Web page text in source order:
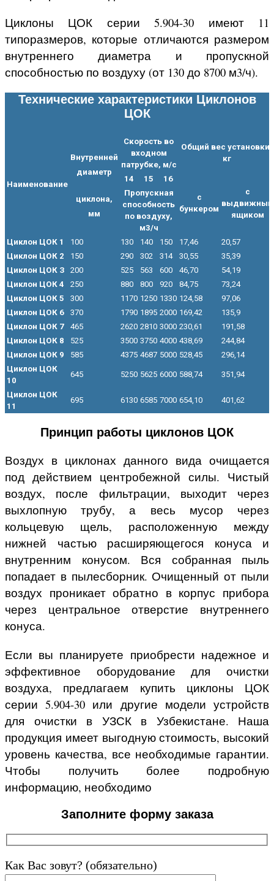
Циклоны ЦОК серии 5.904-30 имеют 11
типоразмеров, которые отличаются размером
внутреннего диаметра и пропускной
способностью по воздуху (от 130 до 8700 м3/ч).
Технические характеристики Циклонов
ЦОК
Наименование
Внутренней
диаметр
циклона,
мм
Скорость во
входном
патрубке, м/с
Общий вес установки,
кг
14 15
16
с
бункером
с
выдвижным
ящиком
Пропускная
способность
по воздуху,
м3/ч
Циклон ЦОК 1
100 130 140 150 17,46
20,57
Циклон ЦОК 2
150 290 302 314 30,55
35,39
Циклон ЦОК З
200 525 563 600 46,70
54,19
Циклон ЦОК 4
250 880 800 920 84,75
73,24
Циклон ЦОК 5
300 1170 1250 1330 124,58
97,06
Циклон ЦОК 6
370 1790 1895 2000 169,42
135,9
Циклон ЦОК 7
465 2620 2810 3000 230,61
191,58
Циклон ЦОК 8
525 3500 3750 4000 438,69
244,84
Циклон ЦОК 9
585 4375 4687 5000 528,45
296,14
Циклон ЦОК
10
645 5250 5625 6000 588,74 351,94
Циклон ЦОК
11
695 6130 6585 7000 654,10 401,62
Принцип работы циклонов ЦОК
Воздух в циклонах данного вида очищается
под действием центробежной силы. Чистый
воздух, после фильтрации, выходит через
выхлопную трубу, а весь мусор через
кольцевую щель, расположенную между
нижней частью расширяющегося конуса и
внутренним конусом. Вся собранная пыль
попадает в пылесборник. Очищенный от пыли
воздух проникает обратно в корпус прибора
через центральное отверстие внутреннего
конуса.
Если вы планируете приобрести надежное и
эффективное оборудование для очистки
воздуха, предлагаем купить циклоны ЦОК
серии 5.904-30 или другие модели устройств
для очистки в УЗСК в Узбекистане. Наша
продукция имеет выгодную стоимость, высокий
уровень качества, все необходимые гарантии.
Чтобы получить более подробную
информацию, необходимо
Заполните форму заказа
Как Вас зовут? (обязательно)